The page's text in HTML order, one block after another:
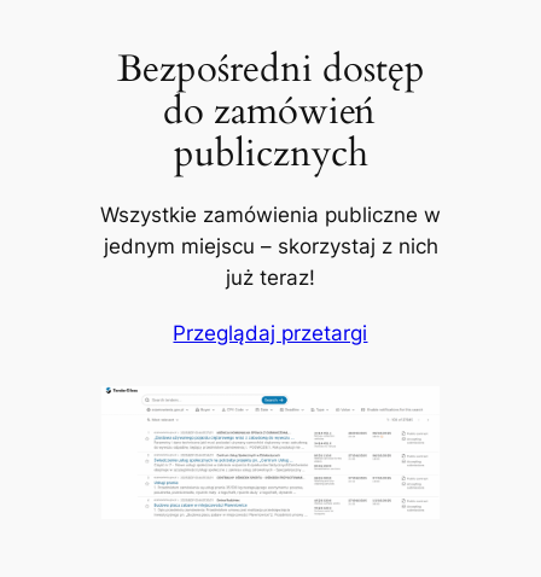
Bezpośredni dostęp
do zamówień
publicznych
Wszystkie zamówienia publiczne w
jednym miejscu – skorzystaj z nich
już teraz!
Przeglądaj przetargi